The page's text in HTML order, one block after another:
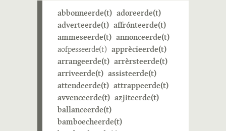
abbonneerde(t) adoreerde(t)
adverteerde(t) affrónteerde(t)
ammeseerde(t) annonceerde(t)
aofpesseerde(t) apprècieerde(t)
arrangeerde(t) arrèrsteerde(t)
arriveerde(t) assisteerde(t)
attendeerde(t) attrappeerde(t)
avvenceerde(t) azjiteerde(t)
ballanceerde(t)
bamboecheerde(t)